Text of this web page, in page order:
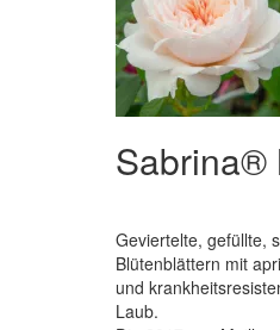
Sabrina®
Geviertelte, gefüllte,
Blütenblättern mit
und
Laub.